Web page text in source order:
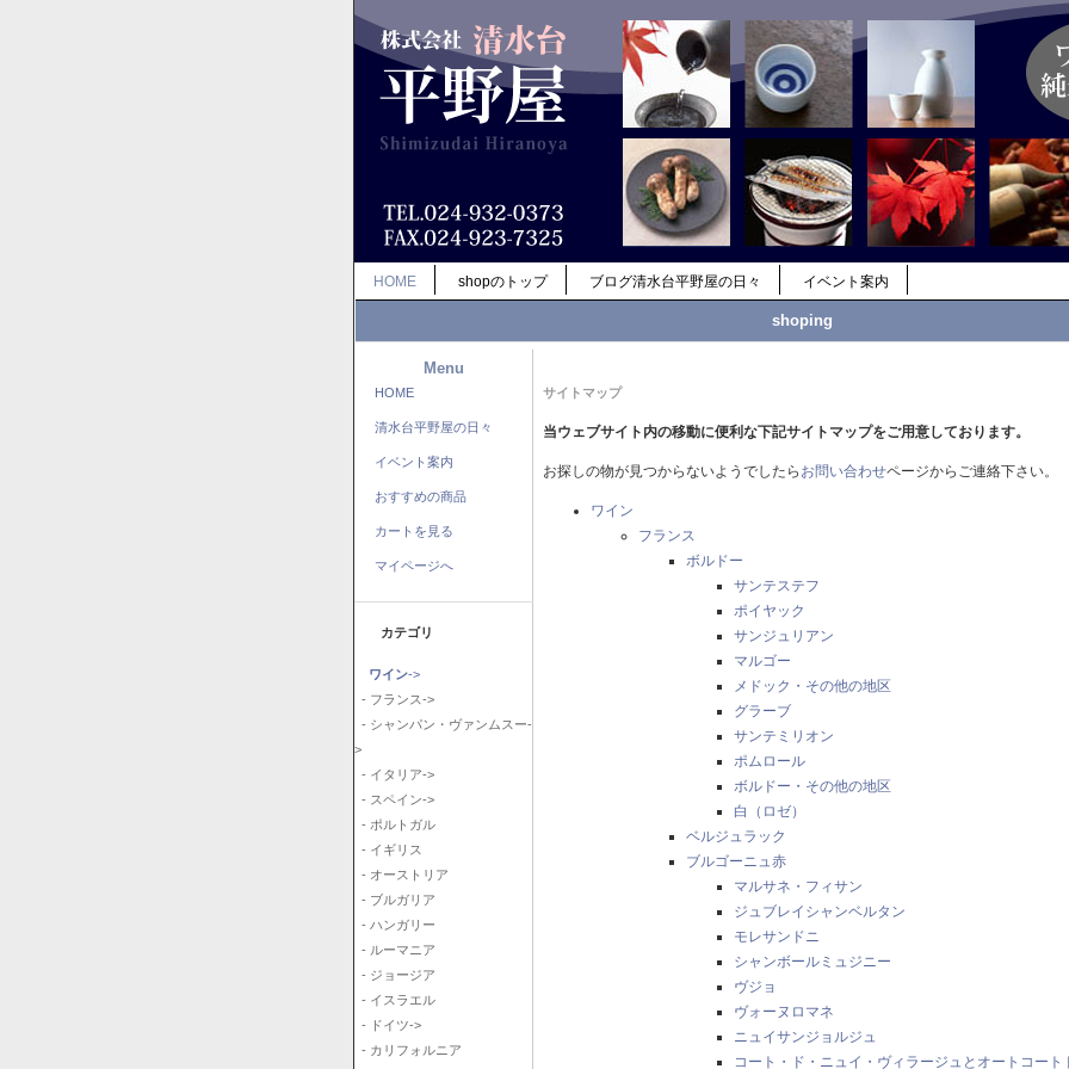
HOME shopのトップ ブログ清水台平野屋の日々 イベント案内
shoping
Menu
HOME
清水台平野屋の日々
イベント案内
おすすめの商品
カートを見る
マイページへ
カテゴリ
ワイン->
- フランス->
- シャンパン・ヴァンムスー-
>
- イタリア->
- スペイン->
- ポルトガル
- イギリス
- オーストリア
- ブルガリア
- ハンガリー
- ルーマニア
- ジョージア
- イスラエル
- ドイツ->
- カリフォルニア
サイトマップ
当ウェブサイト内の移動に便利な下記サイトマップをご用意しております。
お探しの物が見つからないようでしたら お問い合わせページからご連絡下さい。
ワイン
フランス
ボルドー
サンテステフ
ポイヤック
サンジュリアン
マルゴー
メドック・その他の地区
グラーブ
サンテミリオン
ポムロール
ボルドー・その他の地区
白（ロゼ）
ベルジュラック
ブルゴーニュ赤
マルサネ・フィサン
ジュブレイシャンベルタン
モレサンドニ
シャンボールミュジニー
ヴジョ
ヴォーヌロマネ
ニュイサンジョルジュ
コート・ド・ニュイ・ヴィラージュとオートコート